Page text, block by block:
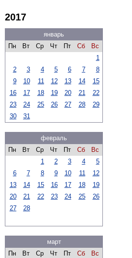
2017
январь
Пн
Вт Ср Чт Пт Сб
Вс
1
2
3 4 5 6 7
8
9
10 11 12 13 14
15
16
17 18 19 20 21
22
23
24 25 26 27 28
29
30
31
февраль
Пн
Вт Ср Чт Пт Сб
Вс
1
2 3 4
5
6
7 8 9 10 11
12
13
14 15 16 17 18
19
20
21 22 23 24 25
26
27
28
март
Пн
Вт Ср Чт Пт Сб
Вс